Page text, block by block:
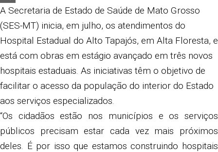
Share
A Secretaria de Estado de Saúde de Mato Grosso
(SES-MT) inicia, em julho, os atendimentos do
Hospital Estadual do Alto Tapajós, em Alta Floresta, e
está com obras em estágio avançado em três novos
hospitais estaduais. As iniciativas têm o objetivo de
facilitar o acesso da população do interior do Estado
aos serviços especializados.
“Os cidadãos estão nos municípios e os serviços
públicos precisam estar cada vez mais próximos
deles. É por isso que estamos construindo hospitais